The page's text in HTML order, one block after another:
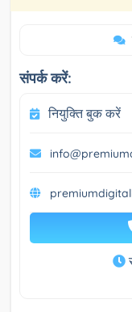
संपर्क करें:
नियुक्ति बुक करें